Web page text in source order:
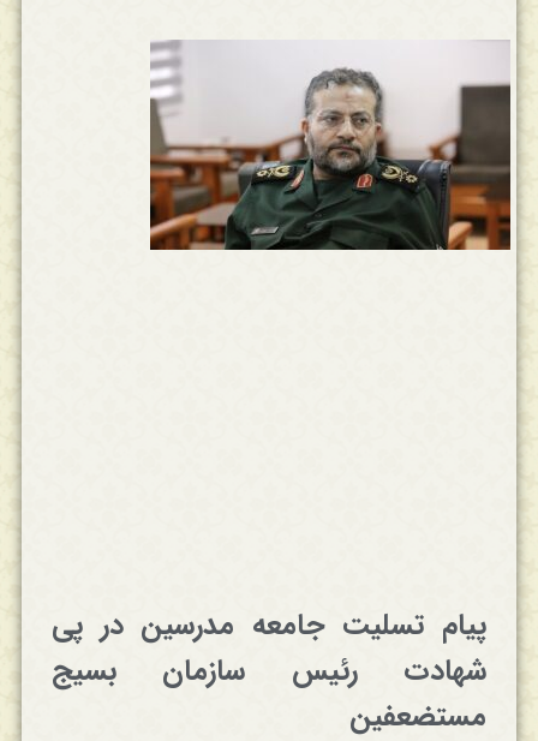
پیام تسلیت جامعه مدرسین در پی
شهادت رئیس سازمان بسیج
مستضعفین